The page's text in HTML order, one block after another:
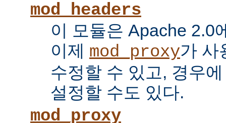
mod_headers
이 모듈은 Apache 2.0
이제 mod_proxy가 사
수정할 수 있고, 경우
설정할 수도 있다.
mod_proxy